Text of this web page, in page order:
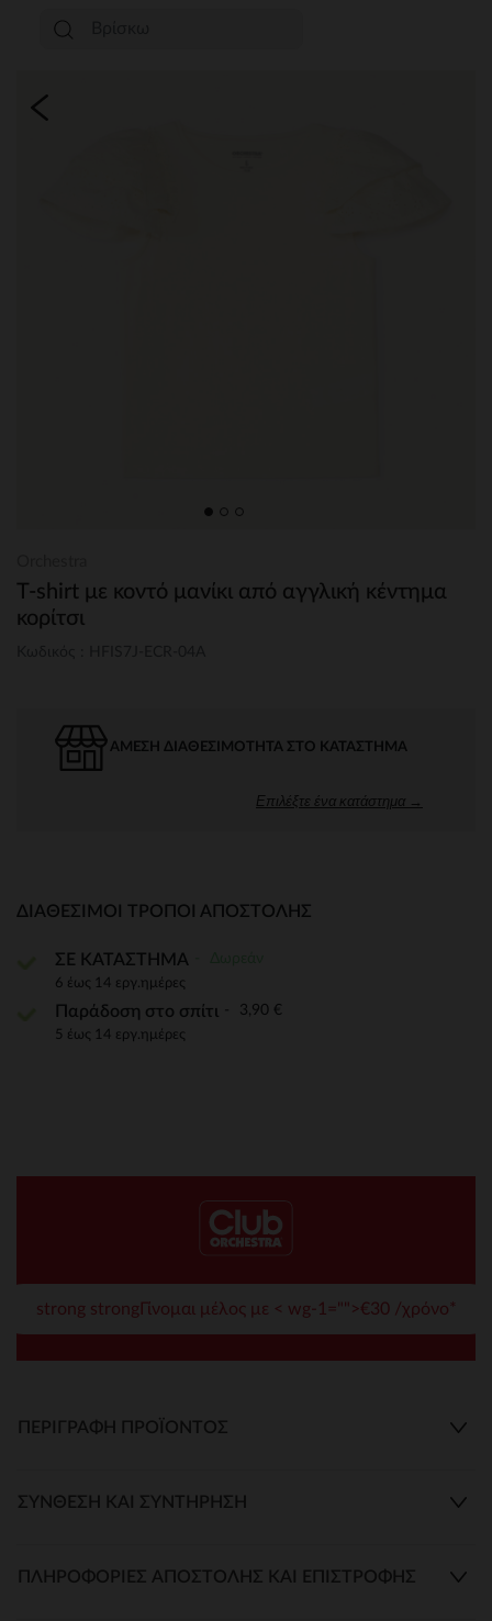
T-shirt με κοντό μανίκι από αγγλική κέντημα
κορίτσι
ΆΜΕΣΗ ΔΙΑΘΕΣΙΜΌΤΗΤΑ ΣΤΟ ΚΑΤΆΣΤΗΜΑ
Επιλέξτε ένα κατάστημα →
ΔΙΑΘΈΣΙΜΟΙ ΤΡΌΠΟΙ ΑΠΟΣΤΟΛΉΣ
ΣΕ ΚΑΤΑΣΤΗΜΑ
6 έως 14 εργ.ημέρες
Παράδοση στο σπίτι 3,90 €
5 έως 14 εργ.ημέρες
strong strongΓίνομαι μέλος με < wg-1="">€30 /χρόνο*
ΠΕΡΙΓΡΑΦΉ ΠΡΟΪΌΝΤΟΣ
ΣΎΝΘΕΣΗ ΚΑΙ ΣΥΝΤΉΡΗΣΗ
ΠΛΗΡΟΦΟΡΊΕΣ ΑΠΟΣΤΟΛΉΣ ΚΑΙ ΕΠΙΣΤΡΟΦΉΣ